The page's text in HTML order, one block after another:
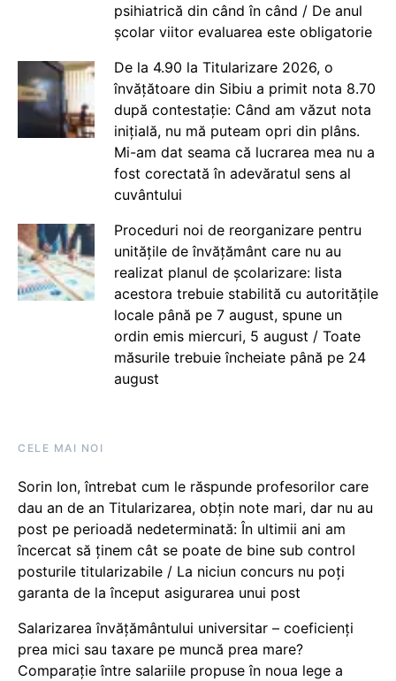
psihiatrică din când în când / De anul
școlar viitor evaluarea este obligatorie
De la 4.90 la Titularizare 2026, o
învățătoare din Sibiu a primit nota 8.70
după contestație: Când am văzut nota
inițială, nu mă puteam opri din plâns.
Mi-am dat seama că lucrarea mea nu a
fost corectată în adevăratul sens al
cuvântului
Proceduri noi de reorganizare pentru
unitățile de învățământ care nu au
realizat planul de școlarizare: lista
acestora trebuie stabilită cu autoritățile
locale până pe 7 august, spune un
ordin emis miercuri, 5 august / Toate
măsurile trebuie încheiate până pe 24
august
CELE MAI NOI
Sorin Ion, întrebat cum le răspunde profesorilor care
dau an de an Titularizarea, obțin note mari, dar nu au
post pe perioadă nedeterminată: În ultimii ani am
încercat să ținem cât se poate de bine sub control
posturile titularizabile / La niciun concurs nu poți
garanta de la început asigurarea unui post
Salarizarea învățământului universitar – coeficienți
prea mici sau taxare pe muncă prea mare?
Comparație între salariile propuse în noua lege a